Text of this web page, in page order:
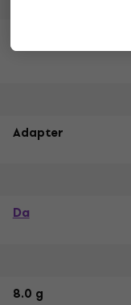
Adapter
Da
8.0 g